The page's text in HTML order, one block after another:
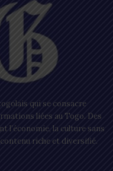
qui se consacre
liées au Togo. Des
l’économie, la culture sans
riche et diversifié.